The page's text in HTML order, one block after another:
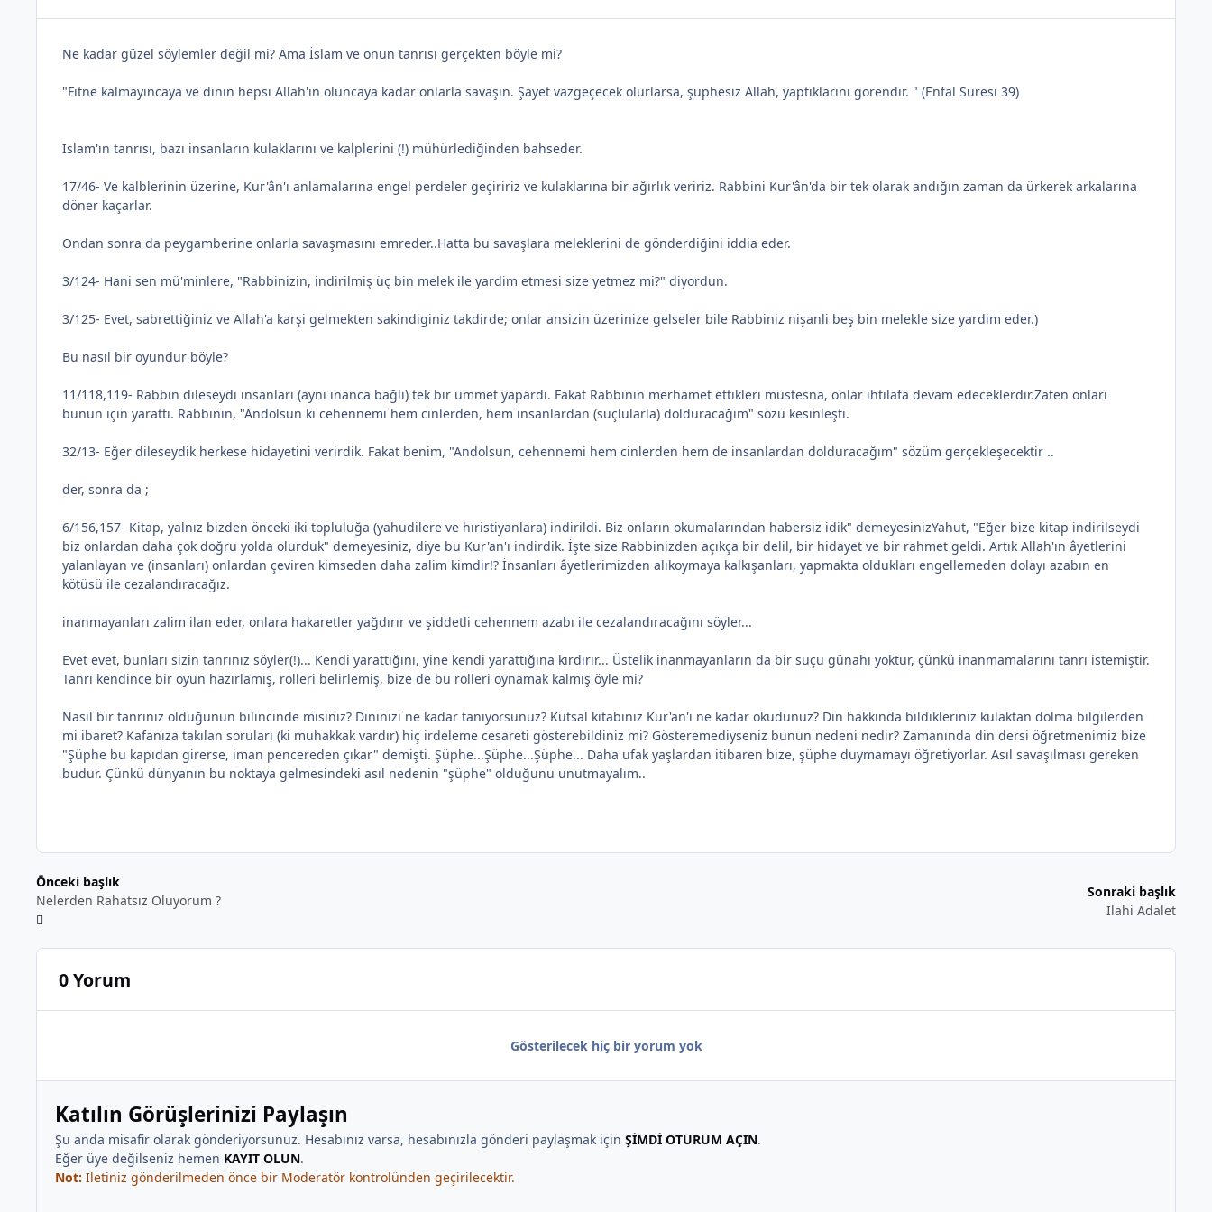
Ne kadar güzel söylemler değil mi? Ama İslam ve onun tanrısı gerçekten böyle mi?
"Fitne kalmayıncaya ve dinin hepsi Allah'ın oluncaya kadar onlarla savaşın. Şayet vazgeçecek olurlarsa, şüphesiz Allah, yaptıklarını görendir. " (Enfal Suresi 39)
İslam'ın tanrısı, bazı insanların kulaklarını ve kalplerini (!) mühürlediğinden bahseder.
17/46- Ve kalblerinin üzerine, Kur'ân'ı anlamalarına engel perdeler geçiririz ve kulaklarına bir ağırlık veririz. Rabbini Kur'ân'da bir tek olarak andığın zaman da ürkerek arkalarına
döner kaçarlar.
Ondan sonra da peygamberine onlarla savaşmasını emreder..Hatta bu savaşlara meleklerini de gönderdiğini iddia eder.
3/124- Hani sen mü'minlere, "Rabbinizin, indirilmiş üç bin melek ile yardim etmesi size yetmez mi?" diyordun.
3/125- Evet, sabrettiğiniz ve Allah'a karşi gelmekten sakindiginiz takdirde; onlar ansizin üzerinize gelseler bile Rabbiniz nişanli beş bin melekle size yardim eder.)
Bu nasıl bir oyundur böyle?
11/118,119- Rabbin dileseydi insanları (aynı inanca bağlı) tek bir ümmet yapardı. Fakat Rabbinin merhamet ettikleri müstesna, onlar ihtilafa devam edeceklerdir.Zaten onları
bunun için yarattı. Rabbinin, "Andolsun ki cehennemi hem cinlerden, hem insanlardan (suçlularla) dolduracağım" sözü kesinleşti.
32/13- Eğer dileseydik herkese hidayetini verirdik. Fakat benim, "Andolsun, cehennemi hem cinlerden hem de insanlardan dolduracağım" sözüm gerçekleşecektir ..
der, sonra da ;
6/156,157- Kitap, yalnız bizden önceki iki topluluğa (yahudilere ve hıristiyanlara) indirildi. Biz onların okumalarından habersiz idik" demeyesinizYahut, "Eğer bize kitap indirilseydi
biz onlardan daha çok doğru yolda olurduk" demeyesiniz, diye bu Kur'an'ı indirdik. İşte size Rabbinizden açıkça bir delil, bir hidayet ve bir rahmet geldi. Artık Allah'ın âyetlerini
yalanlayan ve (insanları) onlardan çeviren kimseden daha zalim kimdir!? İnsanları âyetlerimizden alıkoymaya kalkışanları, yapmakta oldukları engellemeden dolayı azabın en
kötüsü ile cezalandıracağız.
inanmayanları zalim ilan eder, onlara hakaretler yağdırır ve şiddetli cehennem azabı ile cezalandıracağını söyler...
Evet evet, bunları sizin tanrınız söyler(!)... Kendi yarattığını, yine kendi yarattığına kırdırır... Üstelik inanmayanların da bir suçu günahı yoktur, çünkü inanmamalarını tanrı istemiştir.
Tanrı kendince bir oyun hazırlamış, rolleri belirlemiş, bize de bu rolleri oynamak kalmış öyle mi?
Nasıl bir tanrınız olduğunun bilincinde misiniz? Dininizi ne kadar tanıyorsunuz? Kutsal kitabınız Kur'an'ı ne kadar okudunuz? Din hakkında bildikleriniz kulaktan dolma bilgilerden
mi ibaret? Kafanıza takılan soruları (ki muhakkak vardır) hiç irdeleme cesareti gösterebildiniz mi? Gösteremediyseniz bunun nedeni nedir? Zamanında din dersi öğretmenimiz bize
"Şüphe bu kapıdan girerse, iman pencereden çıkar" demişti. Şüphe...Şüphe...Şüphe... Daha ufak yaşlardan itibaren bize, şüphe duymamayı öğretiyorlar. Asıl savaşılması gereken
budur. Çünkü dünyanın bu noktaya gelmesindeki asıl nedenin "şüphe" olduğunu unutmayalım..
Önceki başlık
Nelerden Rahatsız Oluyorum ?
Sonraki başlık
İlahi Adalet
0 Yorum
Gösterilecek hiç bir yorum yok
Katılın Görüşlerinizi Paylaşın
Şu anda misafir olarak gönderiyorsunuz. Hesabınız varsa, hesabınızla gönderi paylaşmak için ŞİMDİ OTURUM AÇIN.
Eğer üye değilseniz hemen KAYIT OLUN.
Not: İletiniz gönderilmeden önce bir Moderatör kontrolünden geçirilecektir.